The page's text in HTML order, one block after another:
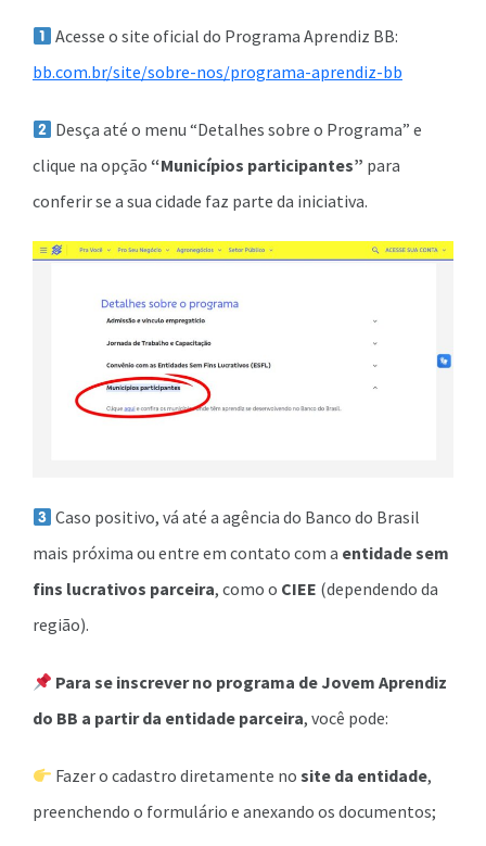
Acesse o site oficial do Programa Aprendiz BB:
bb.com.br/site/sobre-nos/programa-aprendiz-bb
Desça até o menu “Detalhes sobre o Programa” e
clique na opção “Municípios participantes” para
conferir se a sua cidade faz parte da iniciativa.
Caso positivo, vá até a agência do Banco do Brasil
mais próxima ou entre em contato com a entidade sem
fins lucrativos parceira, como o CIEE (dependendo da
região).
Para se inscrever no programa de Jovem Aprendiz
do BB a partir da entidade parceira, você pode:
Fazer o cadastro diretamente nosite da entidade,
preenchendo o formulário e anexando os documentos;